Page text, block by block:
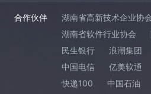
合作伙伴
湖南省高新技术企业协
湖南省软件行业协会
民生银行
浪潮集团
中国电信
亿美软通
快递100
中国石油